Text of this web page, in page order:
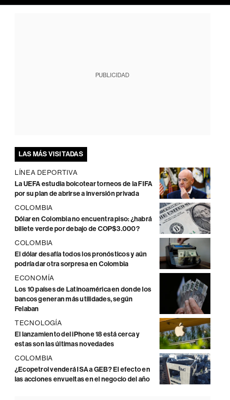
PUBLICIDAD
LAS MÁS VISITADAS
LÍNEA DEPORTIVA
La UEFA estudia boicotear torneos de la FIFA
por su plan de abrirse a inversión privada
COLOMBIA
Dólar en Colombia no encuentra piso: ¿habrá
billete verde por debajo de COP$3.000?
COLOMBIA
El dólar desafía todos los pronósticos y aún
podría dar otra sorpresa en Colombia
ECONOMÍA
Los 10 países de Latinoamérica en donde los
bancos generan más utilidades, según
Felaban
TECNOLOGÍA
El lanzamiento del iPhone 18 está cerca y
estas son las últimas novedades
COLOMBIA
¿Ecopetrol venderá ISA a GEB? El efecto en
las acciones envueltas en el negocio del año